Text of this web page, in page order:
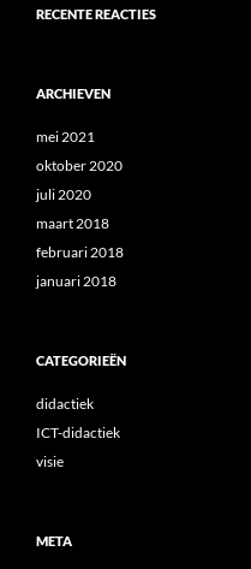
RECENTE REACTIES
ARCHIEVEN
mei 2021
oktober 2020
juli 2020
maart 2018
februari 2018
januari 2018
CATEGORIEËN
didactiek
ICT-didactiek
visie
META